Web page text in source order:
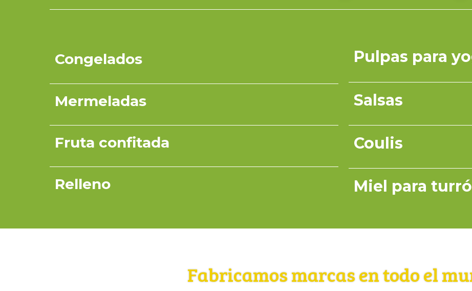
Congelados
Mermeladas
Fruta confitada
Relleno
Pulpas para
Salsas
Coulis
Miel para
Fabricamos marcas en todo el